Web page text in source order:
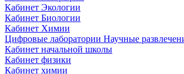
Кабинет Экологии
Кабинет Биологии
Кабинет Химии
Цифровые лаборатории Научные
Кабинет начальной школы
Кабинет физики
Кабинет химии